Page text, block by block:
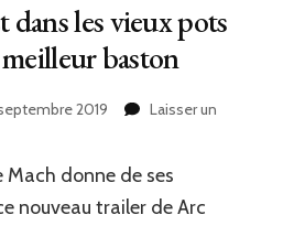
dans les vieux pots
baston
2019
Laisser un
Mach donne de ses
nouveau trailer de Arc